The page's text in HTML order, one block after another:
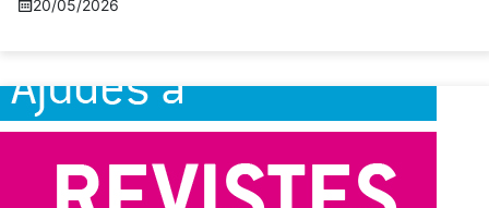
20/05/2026